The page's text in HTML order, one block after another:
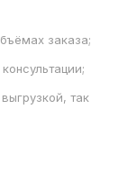
заказа;
так